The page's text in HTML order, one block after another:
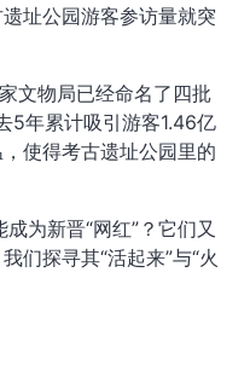
址公园游客参访量就突
文物局已经命名了四批
5年累计吸引游客1.46亿
使得考古遗址公园里的
为新晋“网红”？它们又
们探寻其“活起来”与“火